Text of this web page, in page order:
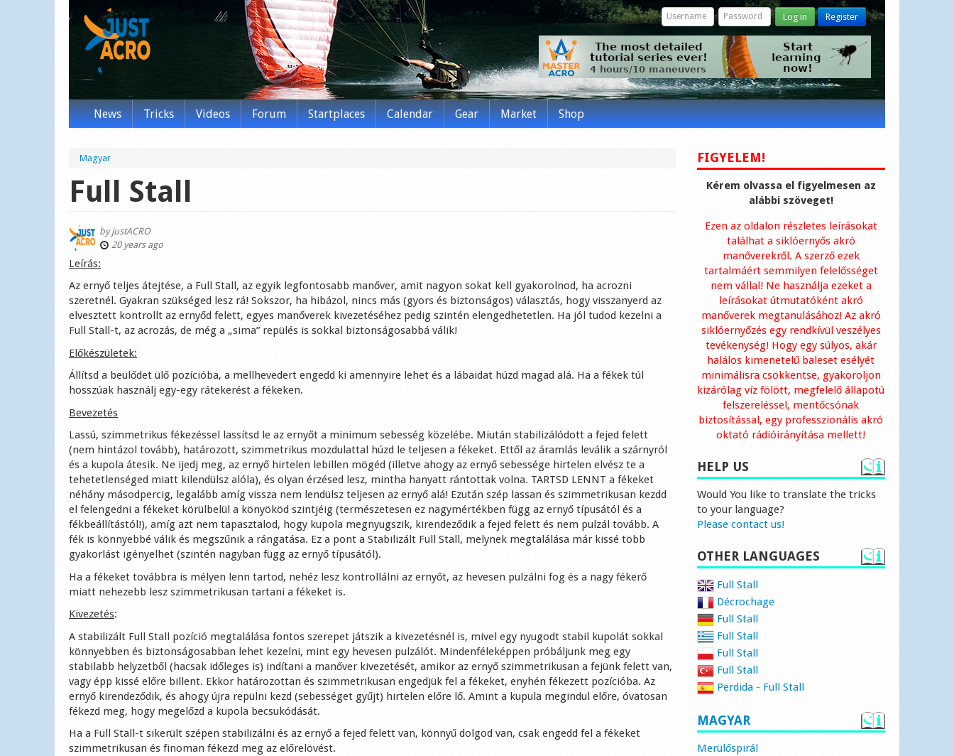
Log in Register
News Tricks Videos Forum Startplaces Calendar Gear Market Shop
Magyar
Full Stall
byjustACRO
20 years ago
Leírás:
Az ernyő teljes átejtése, a Full Stall, az egyik legfontosabb manőver, amit nagyon sokat kell gyakorolnod, ha acrozni
szeretnél. Gyakran szükséged lesz rá! Sokszor, ha hibázol, nincs más (gyors és biztonságos) választás, hogy visszanyerd az
elvesztett kontrollt az ernyőd felett, egyes manőverek kivezetéséhez pedig szintén elengedhetetlen. Ha jól tudod kezelni a
Full Stall-t, az acrozás, de még a „sima” repülés is sokkal biztonságosabbá válik!
Előkészületek:
Állítsd a beülődet ülő pozícióba, a mellhevedert engedd ki amennyire lehet és a lábaidat húzd magad alá. Ha a fékek túl
hosszúak használj egy-egy rátekerést a fékeken.
Bevezetés
Lassú, szimmetrikus fékezéssel lassítsd le az ernyőt a minimum sebesség közelébe. Miután stabilizálódott a fejed felett
(nem hintázol tovább), határozott, szimmetrikus mozdulattal húzd le teljesen a fékeket. Ettől az áramlás leválik a szárnyról
és a kupola átesik. Ne ijedj meg, az ernyő hirtelen lebillen mögéd (illetve ahogy az ernyő sebessége hirtelen elvész te a
tehetetlenséged miatt kilendülsz alóla), és olyan érzésed lesz, mintha hanyatt rántottak volna. TARTSD LENNT a fékeket
néhány másodpercig, legalább amíg vissza nem lendülsz teljesen az ernyő alá! Ezután szép lassan és szimmetrikusan kezdd
el felengedni a fékeket körülbelül a könyököd szintjéig (természetesen ez nagymértékben függ az ernyő típusától és a
fékbeállítástól!), amíg azt nem tapasztalod, hogy kupola megnyugszik, kirendeződik a fejed felett és nem pulzál tovább. A
fék is könnyebbé válik és megszűnik a rángatása. Ez a pont a Stabilizált Full Stall, melynek megtalálása már kissé több
gyakorlást igényelhet (szintén nagyban függ az ernyő típusától).
Ha a fékeket továbbra is mélyen lenn tartod, nehéz lesz kontrollálni az ernyőt, az hevesen pulzálni fog és a nagy fékerő
miatt nehezebb lesz szimmetrikusan tartani a fékeket is.
Kivezetés:
A stabilizált Full Stall pozíció megtalálása fontos szerepet játszik a kivezetésnél is, mivel egy nyugodt stabil kupolát sokkal
könnyebben és biztonságosabban lehet kezelni, mint egy hevesen pulzálót. Mindenféleképpen próbáljunk meg egy
stabilabb helyzetből (hacsak időleges is) indítani a manőver kivezetését, amikor az ernyő szimmetrikusan a fejünk felett van,
vagy épp kissé előre billent. Ekkor határozottan és szimmetrikusan engedjük fel a fékeket, enyhén fékezett pozícióba. Az
ernyő kirendeződik, és ahogy újra repülni kezd (sebességet gyűjt) hirtelen előre lő. Amint a kupula megindul előre, óvatosan
fékezd meg, hogy megelőzd a kupola becsukódását.
Ha a Full Stall-t sikerült szépen stabilizálni és az ernyő a fejed felett van, könnyű dolgod van, csak engedd fel a fékeket
szimmetrikusan és finoman fékezd meg az előrelövést.
FIGYELEM!
Kérem olvassa el figyelmesen az
alábbi szöveget!
Ezen az oldalon részletes leírásokat
találhat a siklóernyős akró
manőverekről. A szerző ezek
tartalmáért semmilyen felelősséget
nem vállal! Ne használja ezeket a
leírásokat útmutatóként akró
manőverek megtanulásához! Az akró
siklóernyőzés egy rendkívül veszélyes
tevékenység! Hogy egy súlyos, akár
halálos kimenetelű baleset esélyét
minimálisra csökkentse, gyakoroljon
kizárólag víz fölött, megfelelő állapotú
felszereléssel, mentőcsónak
biztosítással, egy professzionális akró
oktató rádióirányítása mellett!
HELP US
Would You like to translate the tricks
to your language?
Please contact us!
OTHER LANGUAGES
Full Stall
Décrochage
Full Stall
Full Stall
Full Stall
Full Stall
Perdida - Full Stall
MAGYAR
Merülőspirál